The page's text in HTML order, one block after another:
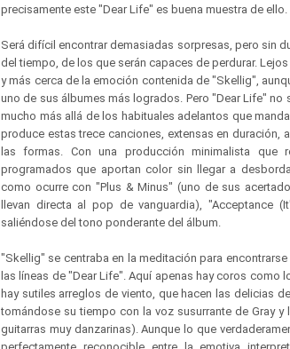
precisamente este "Dear Life" es buena muestra de ello.
Será difícil encontrar demasiadas sorpresas, pero sin
del tiempo, de los que serán capaces de perdurar.
y más cerca de la emoción contenida de "Skellig",
uno de sus álbumes más logrados. Pero "Dear Life"
mucho más allá de los habituales adelantos que
produce estas trece canciones, extensas en duración,
las formas. Con una producción minimalista
programados que aportan color sin llegar a
como ocurre con "Plus & Minus" (uno de sus
llevan directa al pop de vanguardia), "Acceptance
saliéndose del tono ponderante del álbum.
"Skellig" se centraba en la meditación para
las líneas de "Dear Life". Aquí apenas hay coros
hay sutiles arreglos de viento, que hacen las delicias
tomándose su tiempo con la voz susurrante de Gray
guitarras muy danzarinas). Aunque lo que